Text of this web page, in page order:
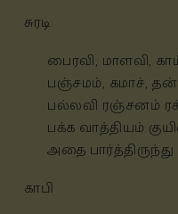
சுரடி
பைரவி, மாளவி,
பஞ்சமம், கமாச்,
பல்லவி ரஞ்சனம்
பக்க வாத்தியம்
அதை
காபி